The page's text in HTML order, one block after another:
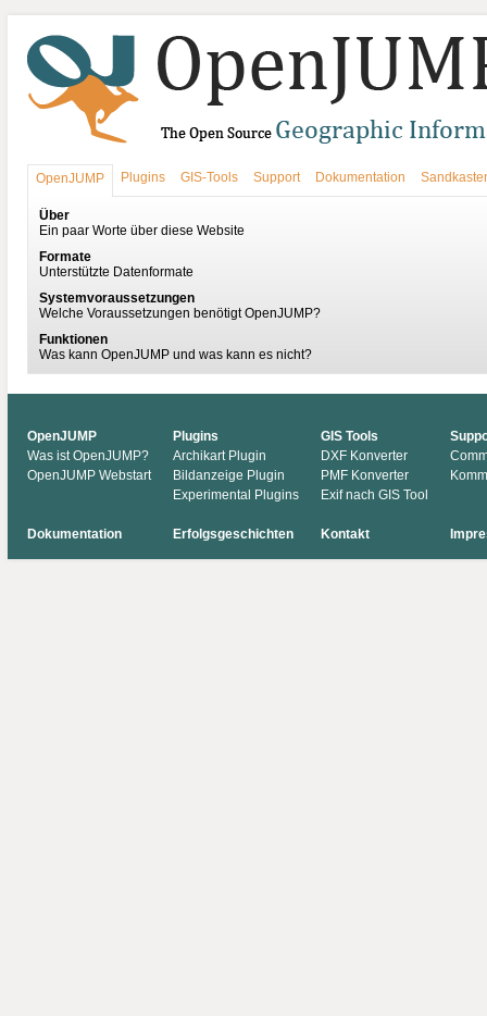
OpenJUMP Plugins GIS-Tools Support Dokumentation
Über
Ein paar Worte über diese Website
Formate
Unterstützte Datenformate
Systemvoraussetzungen
Welche Voraussetzungen benötigt OpenJUMP?
Funktionen
Was kann OpenJUMP und was kann es nicht?
OpenJUMP
Was ist OpenJUMP?
OpenJUMP Webstart
Dokumentation
Plugins
Archikart Plugin
Bildanzeige Plugin
Experimental Plugins
Erfolgsgeschichten
GIS Tools
DXF Konverter
PMF Konverter
Exif nach GIS Tool
Kontakt